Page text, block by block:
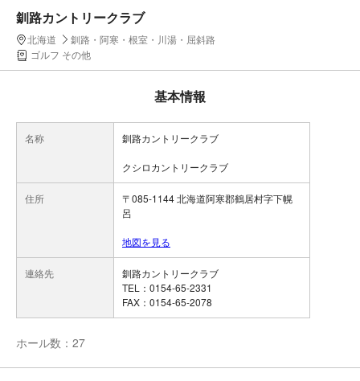
釧路カントリークラブ
北海道
釧路・阿寒・根室・川湯・屈斜路
ゴルフ その他
基本情報
名称 釧路カントリークラブ
クシロカントリークラブ
住所
〒085-1144 北海道阿寒郡鶴居村字下幌
呂
地図を見る
連絡先
釧路カントリークラブ
TEL：0154-65-2331
FAX：0154-65-2078
ホール数：27